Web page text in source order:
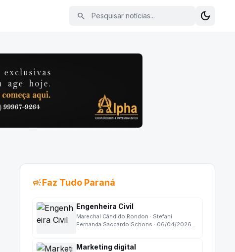
Pesquisar notícias
search dark_mode
campaignFaz Tudo Paraná
Engenheira Civil
Marechal Cândido Rondon · Stefani
Fernanda Saccardo Schons · 06/04/2026
Marketing digital